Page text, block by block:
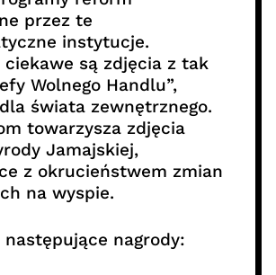
przez te
instytucje.
ciekawe są zdjęcia z tak
Wolnego Handlu”,
świata zewnętrznego.
towarzysza zdjęcia
Jamajskiej,
z okrucieństwem zmian
na wyspie.
następujące nagrody: